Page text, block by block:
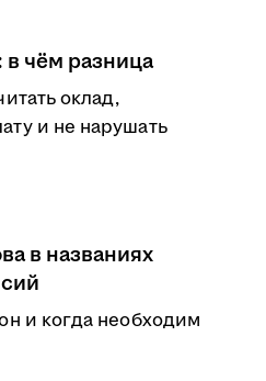
в чём разница
оклад,
и не нарушать
в названиях
и когда необходим